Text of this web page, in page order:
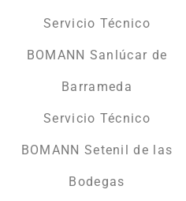
Servicio Técnico
BOMANN Sanlúcar de
Barrameda
Servicio Técnico
BOMANN Setenil de las
Bodegas